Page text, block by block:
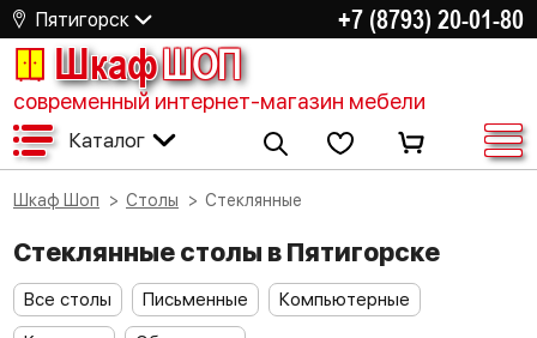
Пятигорск +7 (8793) 20-01-80
ШкафШОП
современный интернет-магазин мебели
Каталог
Шкаф Шоп Столы Стеклянные
Стеклянные столы в Пятигорске
Все столы Письменные
Компьютерные